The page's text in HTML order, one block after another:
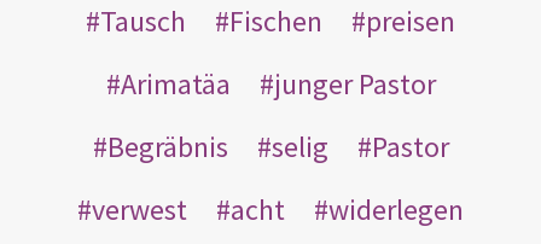
Tausch
Fischen
preisen
Arimatäa
junger Pastor
Begräbnis
selig
Pastor
verwest
acht
widerlegen